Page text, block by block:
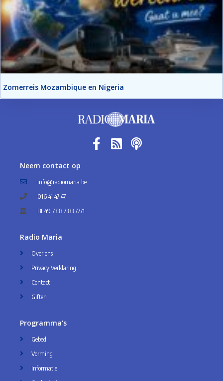
Zomerreis Mozambique en Nigeria
Neem contact op
info@radiomaria.be
016 41 47 47
BE49 7333 7333 7771
Radio Maria
Over ons
Privacy Verklaring
Contact
Giften
Programma's
Gebed
Vorming
Informatie